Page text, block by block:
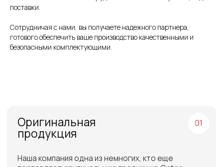
поставки.
Сотрудничая с нами, вы получаете надежного партнера,
готового обеспечить ваше производство качественными и
безопасными комплектующими.